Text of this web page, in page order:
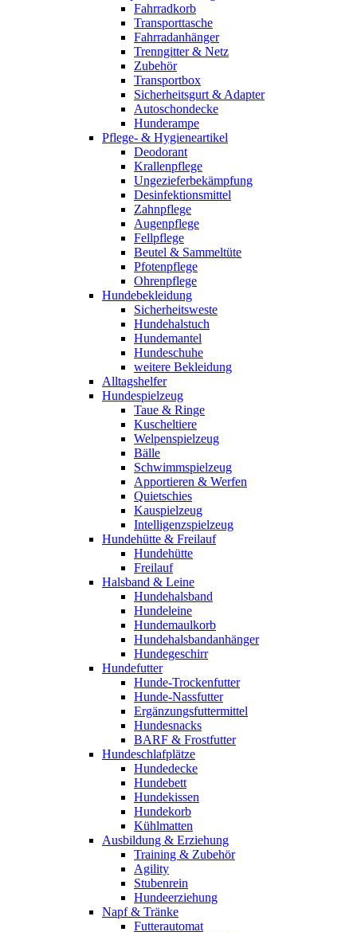
Fahrradkorb
Transporttasche
Fahrradanhänger
Trenngitter & Netz
Zubehör
Transportbox
Sicherheitsgurt & Adapter
Autoschondecke
Hunderampe
Pflege- & Hygieneartikel
Deodorant
Krallenpflege
Ungezieferbekämpfung
Desinfektionsmittel
Zahnpflege
Augenpflege
Fellpflege
Beutel & Sammeltüte
Pfotenpflege
Ohrenpflege
Hundebekleidung
Sicherheitsweste
Hundehalstuch
Hundemantel
Hundeschuhe
weitere Bekleidung
Alltagshelfer
Hundespielzeug
Taue & Ringe
Kuscheltiere
Welpenspielzeug
Bälle
Schwimmspielzeug
Apportieren & Werfen
Quietschies
Kauspielzeug
Intelligenzspielzeug
Hundehütte & Freilauf
Hundehütte
Freilauf
Halsband & Leine
Hundehalsband
Hundeleine
Hundemaulkorb
Hundehalsbandanhänger
Hundegeschirr
Hundefutter
Hunde-Trockenfutter
Hunde-Nassfutter
Ergänzungsfuttermittel
Hundesnacks
BARF & Frostfutter
Hundeschlafplätze
Hundedecke
Hundebett
Hundekissen
Hundekorb
Kühlmatten
Ausbildung & Erziehung
Training & Zubehör
Agility
Stubenrein
Hundeerziehung
Napf & Tränke
Futterautomat